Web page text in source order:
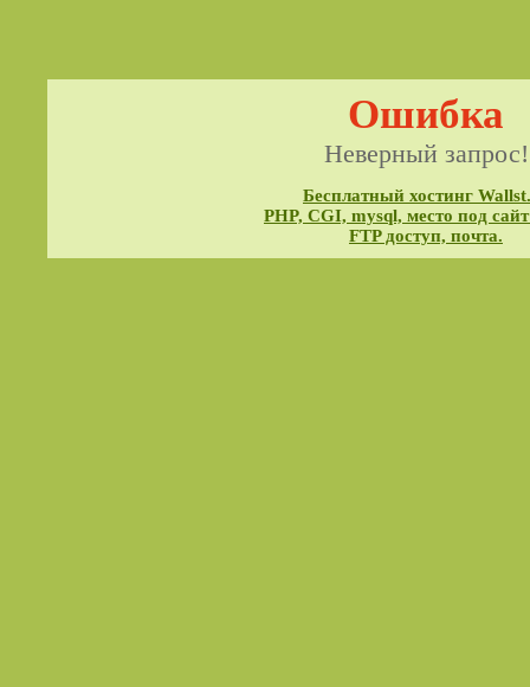
Ошибка
Неверный запрос!
Бесплатный хостинг
PHP, CGI, mysql, место под
FTP доступ, почта.